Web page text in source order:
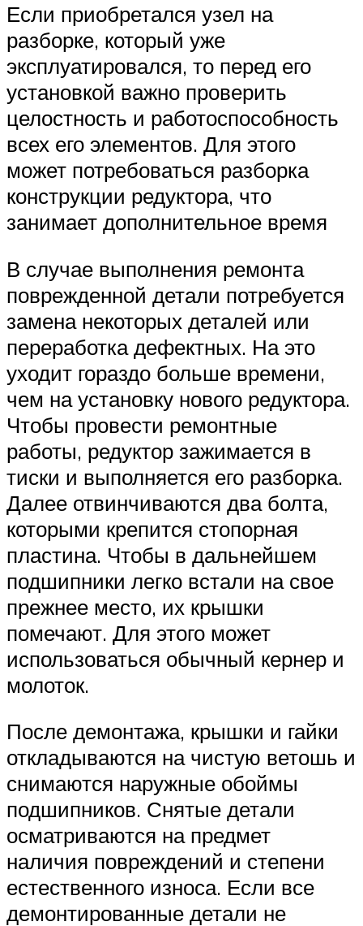
Если приобретался узел на
разборке, который уже
эксплуатировался, то перед его
установкой важно проверить
целостность и работоспособность
всех его элементов. Для этого
может потребоваться разборка
конструкции редуктора, что
занимает дополнительное время
В случае выполнения ремонта
поврежденной детали потребуется
замена некоторых деталей или
переработка дефектных. На это
уходит гораздо больше времени,
чем на установку нового редуктора.
Чтобы провести ремонтные
работы, редуктор зажимается в
тиски и выполняется его разборка.
Далее отвинчиваются два болта,
которыми крепится стопорная
пластина. Чтобы в дальнейшем
подшипники легко встали на свое
прежнее место, их крышки
помечают. Для этого может
использоваться обычный кернер и
молоток.
После демонтажа, крышки и гайки
откладываются на чистую ветошь и
снимаются наружные обоймы
подшипников. Снятые детали
осматриваются на предмет
наличия повреждений и степени
естественного износа. Если все
демонтированные детали не